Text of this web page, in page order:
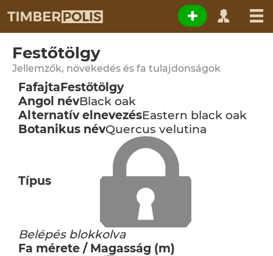
Festőtölgy
Jellemzők, növekedés és fa tulajdonságok
FafajtaFestőtölgy
Angol névBlack oak
Alternatív elnevezésEastern black oak
Botanikus névQuercus velutina
Típus
Belépés blokkolva
Fa mérete / Magasság (m)